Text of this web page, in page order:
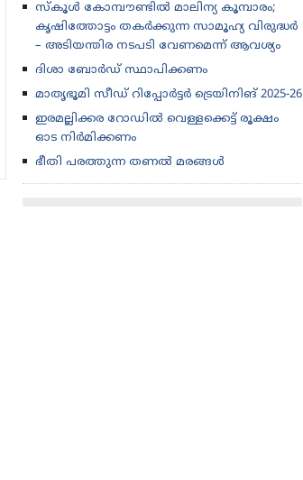
സ്കൂൾ കോമ്പൗണ്ടിൽ മാലിന്യ കൂമ്പാരം;
കൃഷിത്തോട്ടം തകർക്കുന്ന സാമൂഹ്യ വിരുദ്ധർ
– അടിയന്തിര നടപടി വേണമെന്ന് ആവശ്യം
ദിശാ ബോർഡ് സ്ഥാപിക്കണം
മാതൃഭൂമി സീഡ് റിപ്പോർട്ടർ ട്രെയിനിങ് 2025-26
ഇരമല്ലിക്കര റോഡിൽ വെള്ളക്കെട്ട് രൂക്ഷം
ഓട നിർമിക്കണം
ഭീതി പരത്തുന്ന തണൽ മരങ്ങൾ